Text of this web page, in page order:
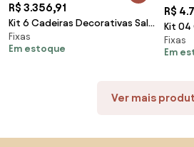
R$ 3.356,91
Kit 6 Cadeiras Decorativas Sala
e Escritório Zion Madeira
Nogueira (PU) Preto G56 - Gran
Fixas
Em estoque
R$
Kit 04
para
Fixas
Em
Ver mais